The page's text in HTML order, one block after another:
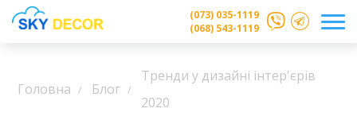
(073) 035-1119
(068) 543-1119
Головна Блог
Тренди у дизайні інтер'єрів
2020